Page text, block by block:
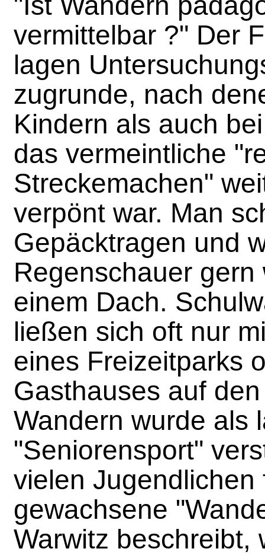
vermittelbar ?" Der
lagen
zugrunde, nach
Kindern als auch
das vermeintliche
Streckemachen"
verpönt war. Man
Gepäcktragen und
Regenschauer gern
einem Dach.
ließen sich oft nur
eines Freizeitparks
Gasthauses auf
Wandern wurde als
"Seniorensport"
vielen Jugendlichen
gewachsene
Warwitz beschreibt,